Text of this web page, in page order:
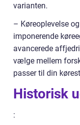
varianten.
– Køreoplevelse
imponerende
avancerede
vælge mellem
passer til din
Historisk
: